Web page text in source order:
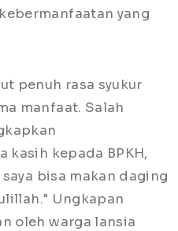
yang
penuh rasa syukur
manfaat. Salah
kasih kepada BPKH,
bisa makan daging
Ungkapan
oleh warga lansia